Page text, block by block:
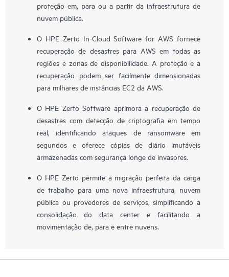
proteção em, para ou a partir da infraestrutura de
nuvem pública.
O HPE Zerto In-Cloud Software for AWS fornece
recuperação de desastres para AWS em todas as
regiões e zonas de disponibilidade. A proteção e a
recuperação podem ser facilmente dimensionadas
para milhares de instâncias EC2 da AWS.
O HPE Zerto Software aprimora a recuperação de
desastres com detecção de criptografia em tempo
real, identificando ataques de ransomware em
segundos e oferece cópias de diário imutáveis
armazenadas com segurança longe de invasores.
O HPE Zerto permite a migração perfeita da carga
de trabalho para uma nova infraestrutura, nuvem
pública ou provedores de serviços, simplificando a
consolidação do data center e facilitando a
movimentação de, para e entre nuvens.